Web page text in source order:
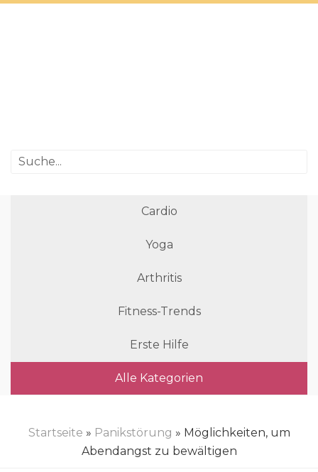
Cardio
Yoga
Arthritis
Fitness-Trends
Erste Hilfe
Alle Kategorien
Startseite » Panikstörung » Möglichkeiten, um
Abendangst zu bewältigen